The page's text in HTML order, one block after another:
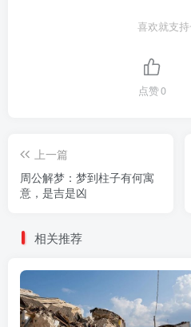
喜欢就支
点赞0
上一篇
周公解梦：梦到柱子有何寓
意，是吉是凶
相关推荐